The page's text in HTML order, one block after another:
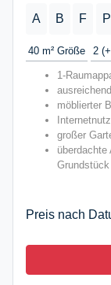
A B F P
40 m² Größe 2
1-
möblierter
großer
Grundstück
Preis nach